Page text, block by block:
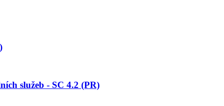
služeb - SC 4.2 (PR)